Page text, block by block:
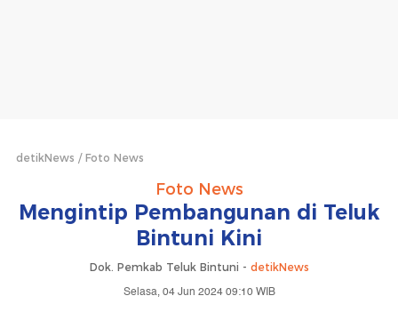
detikNews Foto News
Foto News
Mengintip Pembangunan di Teluk
Bintuni Kini
Dok. Pemkab Teluk Bintuni - detikNews
Selasa, 04 Jun 2024 09:10 WIB